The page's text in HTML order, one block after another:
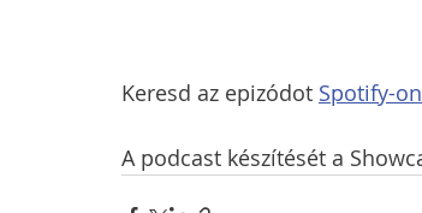
Keresd az epizódot Spotify-on
A podcast készítését a